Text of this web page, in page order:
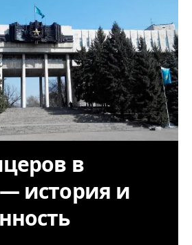
в
история и